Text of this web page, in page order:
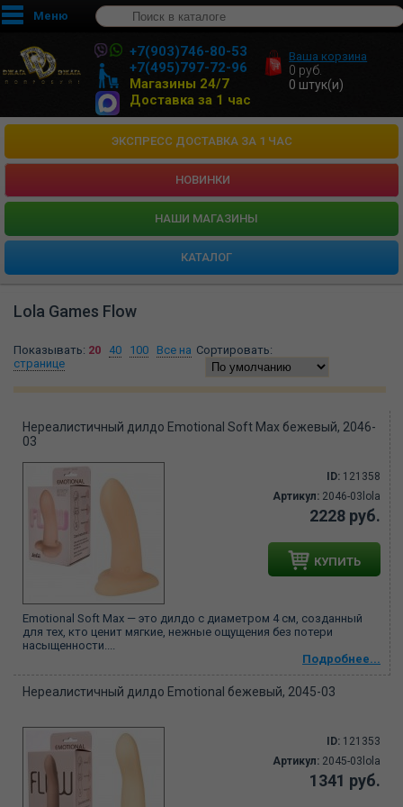
Меню
+7(903)746-80-53
+7(495)797-72-96
Магазины 24/7
Доставка за 1 час
Ваша корзина
0 руб.
0 штук(и)
ЭКСПРЕСС ДОСТАВКА ЗА 1 ЧАС
НОВИНКИ
HАШИ МАГАЗИНЫ
КАТАЛОГ
Lola Games Flow
Показывать: 20 40 100
Все на
странице
Сортировать:
Нереалистичный дилдо Emotional Soft Max бежевый, 2046-
03
ID: 121358
Артикул: 2046-03lola
2228 руб.
КУПИТЬ
Emotional Soft Max — это дилдо с диаметром 4 см, созданный
для тех, кто ценит мягкие, нежные ощущения без потери
насыщенности....
Подробнее...
Нереалистичный дилдо Emotional бежевый, 2045-03
ID: 121353
Артикул: 2045-03lola
1341 руб.